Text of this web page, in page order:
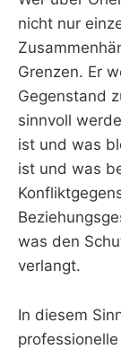
nicht nur
Grenzen. Er
Gegenstand
sinnvoll
ist und was
ist und was
was den
verlangt.
In diesem